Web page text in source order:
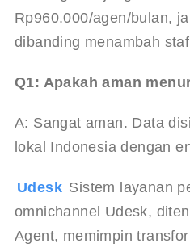
Rp960.000/agen/bulan,
dibanding menambah
Q1: Apakah aman
A: Sangat aman. Data
lokal Indonesia dengan
Udesk Sistem layanan
omnichannel Udesk,
Agent, memimpin